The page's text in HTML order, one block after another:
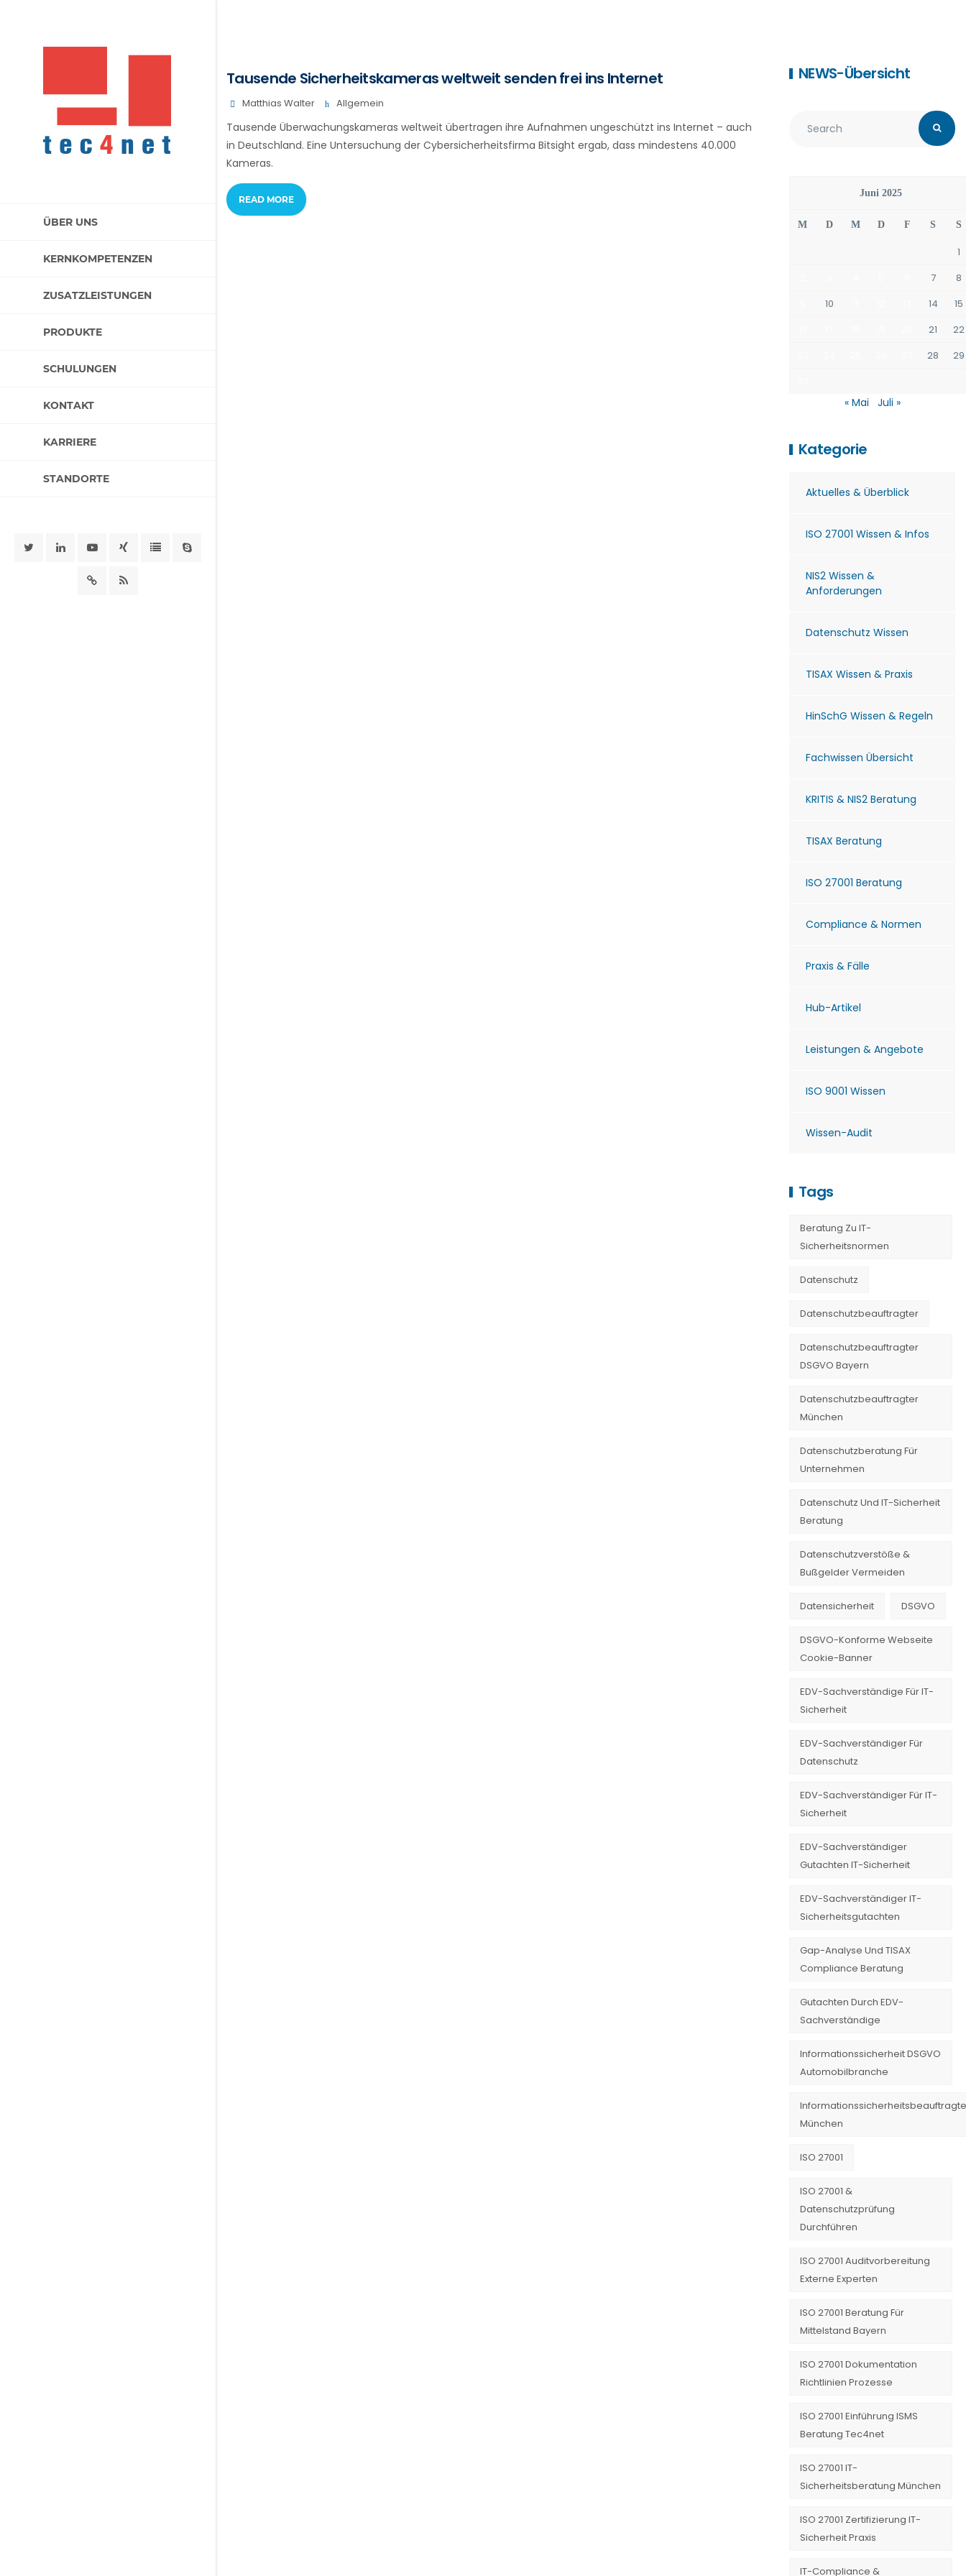
ÜBER UNS
KERNKOMPETENZEN
ZUSATZLEISTUNGEN
PRODUKTE
SCHULUNGEN
KONTAKT
KARRIERE
STANDORTE
Tausende Sicherheitskameras weltweit senden frei ins Internet
Matthias Walter Allgemein
Tausende Überwachungskameras weltweit übertragen ihre Aufnahmen ungeschützt ins Internet – auch
in Deutschland. Eine Untersuchung der Cybersicherheitsfirma Bitsight ergab, dass mindestens 40.000
Kameras.
READ MORE
NEWS-Übersicht
Juni 2025
M D M D F S S
1
7
8
10 14
15
21
22
28
29
« Mai Juli »
Kategorie
Aktuelles & Überblick
ISO 27001 Wissen & Infos
NIS2 Wissen &
Anforderungen
Datenschutz Wissen
TISAX Wissen & Praxis
HinSchG Wissen & Regeln
Fachwissen Übersicht
KRITIS & NIS2 Beratung
TISAX Beratung
ISO 27001 Beratung
Compliance & Normen
Praxis & Fälle
Hub-Artikel
Leistungen & Angebote
ISO 9001 Wissen
Wissen-Audit
Tags
Beratung Zu IT-
Sicherheitsnormen
Datenschutz
Datenschutzbeauftragter
Datenschutzbeauftragter
DSGVO Bayern
Datenschutzbeauftragter
München
Datenschutzberatung Für
Unternehmen
Datenschutz Und IT-Sicherheit
Beratung
Datenschutzverstöße &
Bußgelder Vermeiden
Datensicherheit DSGVO
DSGVO-Konforme Webseite
Cookie-Banner
EDV-Sachverständige Für IT-
Sicherheit
EDV-Sachverständiger Für
Datenschutz
EDV-Sachverständiger Für IT-
Sicherheit
EDV-Sachverständiger
Gutachten IT-Sicherheit
EDV-Sachverständiger IT-
Sicherheitsgutachten
Gap-Analyse Und TISAX
Compliance Beratung
Gutachten Durch EDV-
Sachverständige
Informationssicherheit DSGVO
Automobilbranche
München
ISO 27001
ISO 27001 &
Datenschutzprüfung
Durchführen
ISO 27001 Auditvorbereitung
Externe Experten
ISO 27001 Beratung Für
Mittelstand Bayern
ISO 27001 Dokumentation
Richtlinien Prozesse
ISO 27001 Einführung ISMS
Beratung Tec4net
ISO 27001 IT-
Sicherheitsberatung München
ISO 27001 Zertifizierung IT-
Sicherheit Praxis
IT-Compliance &